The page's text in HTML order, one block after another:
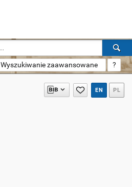
Wyszukiwanie zaawansowane ?
EN PL